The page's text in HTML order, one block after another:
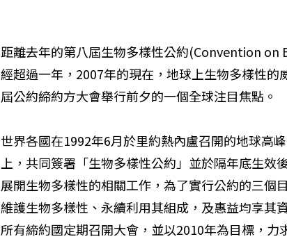
距離去年的第八屆生物多樣性公約(Convention on
經超過一年，2007年的現在，地球上生物多樣性
屆公約締約方大會舉行前夕的一個全球注目焦點。
世界各國在1992年6月於里約熱內盧召開的地球高
上，共同簽署「生物多樣性公約」並於隔年底生效
展開生物多樣性的相關工作，為了實行公約的三個
維護生物多樣性、永續利用其組成，及惠益均享其
所有締約國定期召開大會，並以2010年為目標，力